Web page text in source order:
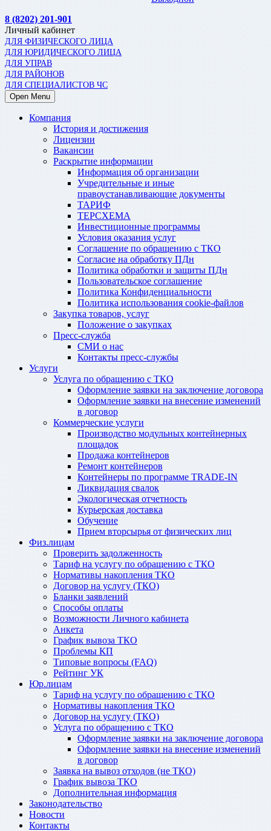
8 (8202) 201-901
Личный кабинет
ДЛЯ ФИЗИЧЕСКОГО ЛИЦА
ДЛЯ ЮРИДИЧЕСКОГО ЛИЦА
ДЛЯ УПРАВ
ДЛЯ РАЙОНОВ
ДЛЯ СПЕЦИАЛИСТОВ ЧС
Open Menu
Компания
История и достижения
Лицензии
Вакансии
Раскрытие информации
Информация об организации
Учредительные и иные
правоустанавливающие документы
ТАРИФ
ТЕРСХЕМА
Инвестиционные программы
Условия оказания услуг
Соглашение по обращению с ТКО
Согласие на обработку ПДн
Политика обработки и защиты ПДн
Пользовательское соглашение
Политика Конфиденциальности
Политика использования cookie-файлов
Закупка товаров, услуг
Положение о закупках
Пресс-служба
СМИ о нас
Контакты пресс-службы
Услуги
Услуга по обращению с ТКО
Оформление заявки на заключение договора
Оформление заявки на внесение изменений
в договор
Коммерческие услуги
Производство модульных контейнерных
площадок
Продажа контейнеров
Ремонт контейнеров
Контейнеры по программе TRADE-IN
Ликвидация свалок
Экологическая отчетность
Курьерская доставка
Обучение
Прием вторсырья от физических лиц
Физ.лицам
Проверить задолженность
Тариф на услугу по обращению с ТКО
Нормативы накопления ТКО
Договор на услугу (ТКО)
Бланки заявлений
Способы оплаты
Возможности Личного кабинета
Анкета
График вывоза ТКО
Проблемы КП
Типовые вопросы (FAQ)
Рейтинг УК
Юр.лицам
Тариф на услугу по обращению с ТКО
Нормативы накопления ТКО
Договор на услугу (ТКО)
Услуга по обращению с ТКО
Оформление заявки на заключение договора
Оформление заявки на внесение изменений
в договор
Заявка на вывоз отходов (не ТКО)
График вывоза ТКО
Дополнительная информация
Законодательство
Новости
Контакты